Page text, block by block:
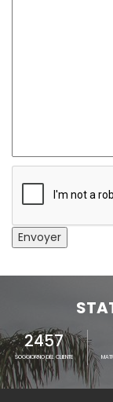
2457
SOGGIORNO DEL CLIENTE